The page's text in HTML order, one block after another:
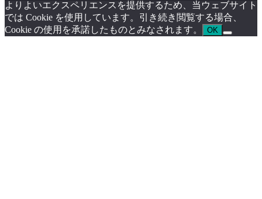
よりよいエクスペリエンスを提供するため、当ウェブサイト
では Cookie を使用しています。引き続き閲覧する場合、
Cookie の使用を承諾したものとみなされます。
OK